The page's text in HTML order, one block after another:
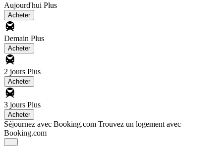
Aujourd'hui Plus
Acheter
Demain Plus
Acheter
2 jours Plus
Acheter
3 jours Plus
Acheter
Séjournez avec Booking.com Trouvez un logement avec
Booking.com